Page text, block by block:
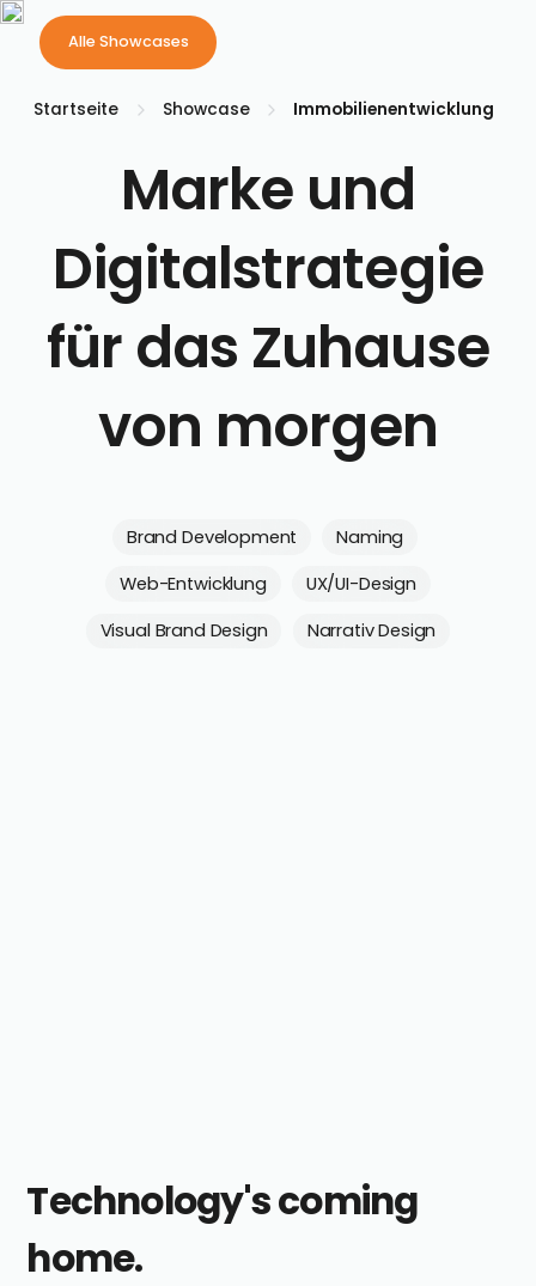
Alle Showcases
Alle Showcases
Startseite Showcase Immobilienentwicklung
Marke und
Digitalstrategie
für das Zuhause
von morgen
Brand Development
Naming
Web-Entwicklung
UX/UI-Design
Visual Brand Design
Narrativ Design
Technology's coming
home.